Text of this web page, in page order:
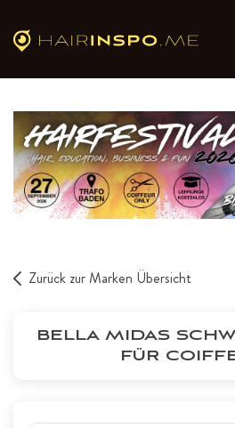
Zurück zur Marken Übersicht
BELLA MIDAS
FÜR